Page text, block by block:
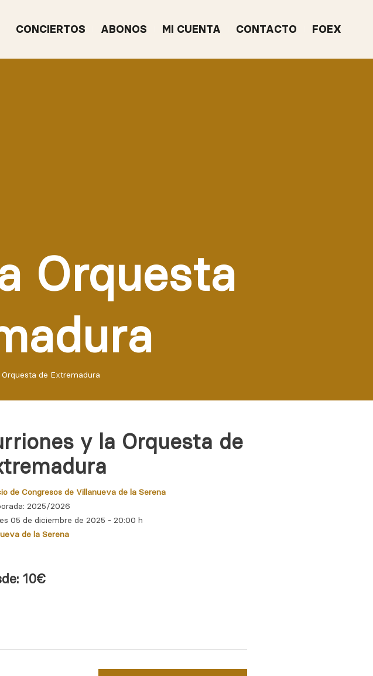
CONCIERTOS ABONOS MI CUENTA CONTACTO FOEX
Orquesta
de Extremadura
y la Orquesta de
de Congresos de Villanueva de la Serena
2025/2026
05 de diciembre de 2025 - 20:00 h
de la Serena
10€